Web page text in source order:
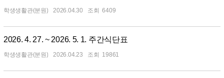
학생생활관(분원) 2026.04.30 6409
2026. 4. 27. ~ 2026. 5. 1. 주간식단표
학생생활관(분원) 2026.04.23 19861